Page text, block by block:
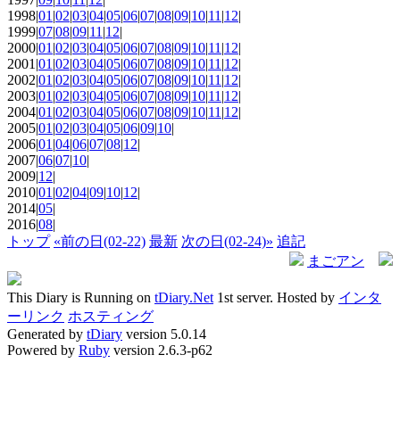
1998|01 |02|03|04|05|06|07|08|09|10|11 |12|
1999|07|08|09|11 |12|
2000|01 |02|03|04|05|06|07|08|09|10|11 |12|
2001|01 |02|03|04|05|06|07|08|09|10|11 |12|
2002|01 |02|03|04|05|06|07|08|09|10|11 |12|
2003|01 |02|03|04|05|06|07|08|09|10|11 |12|
2004|01 |02|03|04|05|06|07|08|09|10|11 |12|
2005|01 |02|03|04|05|06|09|10|
2006|01 |04|06|07|08|12|
2007|06|07|10|
2009|12|
2010|01 |02|04|09|10|12|
2014|05|
2016|08|
トップ «前の日(02-22) 最新 次の日(02-24)» 追記
まごアン
This Diary is Running on tDiary.Net 1st server. Hosted by インタ
ーリンク ホスティング
Generated by tDiary version 5.0.14
Powered by Ruby version 2.6.3-p62